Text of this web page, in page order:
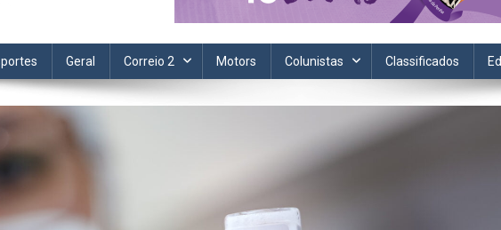
no Correio Paulista. Informação, política, saúde, economia, esportes e cotidiano.
Geral Correio 2 Motors Colunistas Classificados